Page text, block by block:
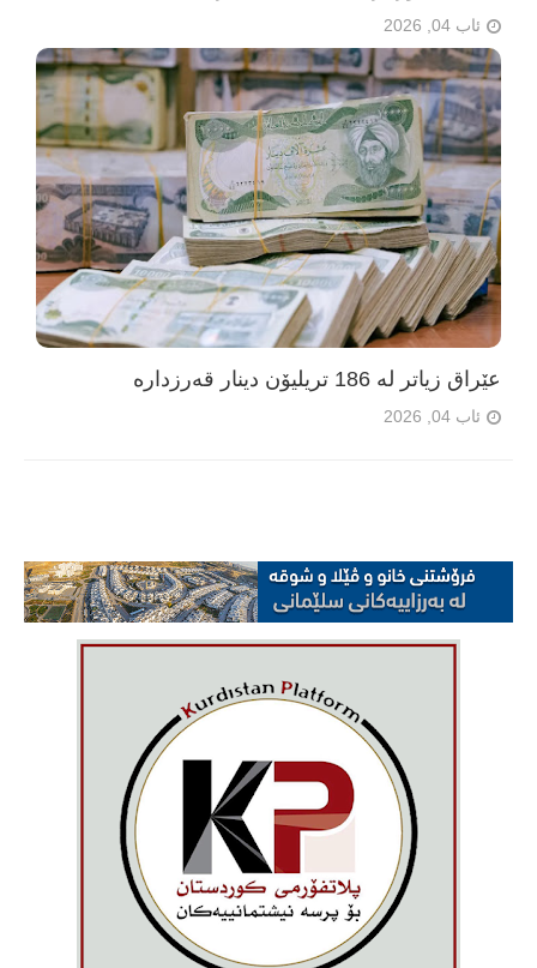
ئاب 04, 2026
عێراق زیاتر لە 186 تریلیۆن دینار قەرزدارە
ئاب 04, 2026